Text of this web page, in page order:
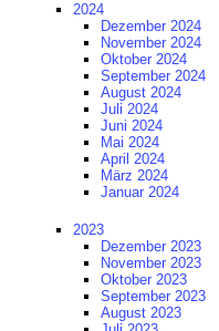
2024
Dezember 2024
November 2024
Oktober 2024
September 2024
August 2024
Juli 2024
Juni 2024
Mai 2024
April 2024
März 2024
Januar 2024
2023
Dezember 2023
November 2023
Oktober 2023
September 2023
August 2023